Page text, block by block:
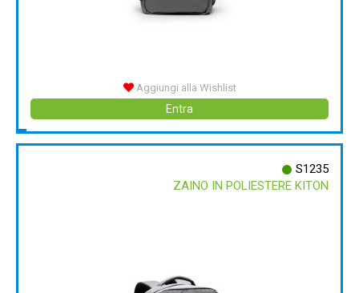
Aggiungi alla Wishlist
Entra
S1235
ZAINO IN POLIESTERE KITON